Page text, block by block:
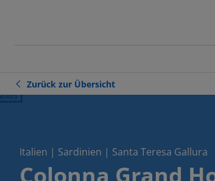
Zurück zur Übersicht
Italien | Sardinien | Santa Teresa Gallura
Colonna Grand